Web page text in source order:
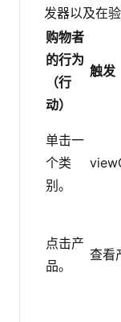
发器以及在
购物者
的行为
（行
动）
触发
单击一
个类
别。
点击产
品。
查看